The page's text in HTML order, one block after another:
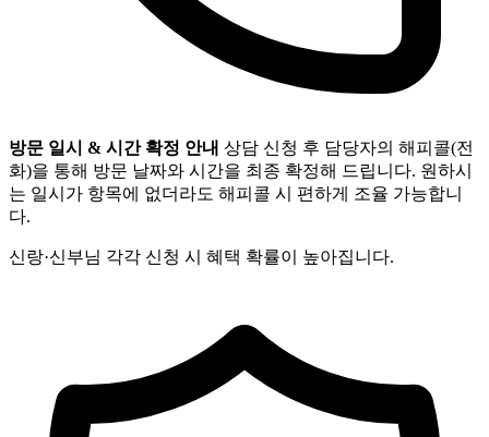
방문 일시 & 시간 확정 안내 상담 신청 후 담당자의 해피콜(전
화)을 통해 방문 날짜와 시간을 최종 확정해 드립니다. 원하시
는 일시가 항목에 없더라도 해피콜 시 편하게 조율 가능합니
다.
신랑·신부님 각각 신청 시 혜택 확률이 높아집니다.